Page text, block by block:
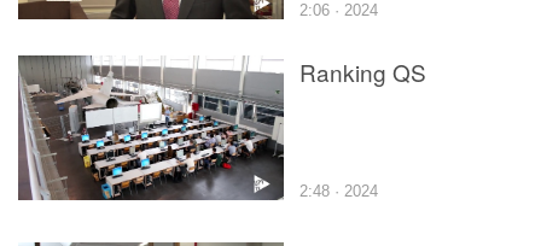
2:06 · 2024
Ranking QS
2:48 · 2024